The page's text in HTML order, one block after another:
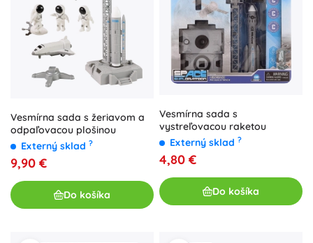
Vesmírna sada s žeriavom a
odpaľovacou plošinou
Externý sklad ?
9,90 €
Do košíka
Vesmírna sada s
vystreľovacou raketou
Externý sklad ?
4,80 €
Do košíka